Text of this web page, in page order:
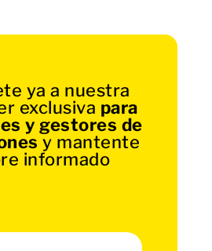
ya a nuestra
exclusiva para
y gestores de
y mantente
informado